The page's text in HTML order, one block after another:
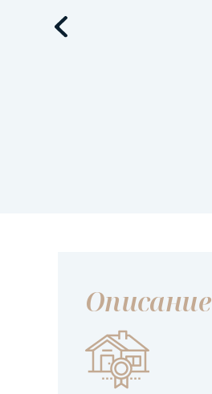
Описание